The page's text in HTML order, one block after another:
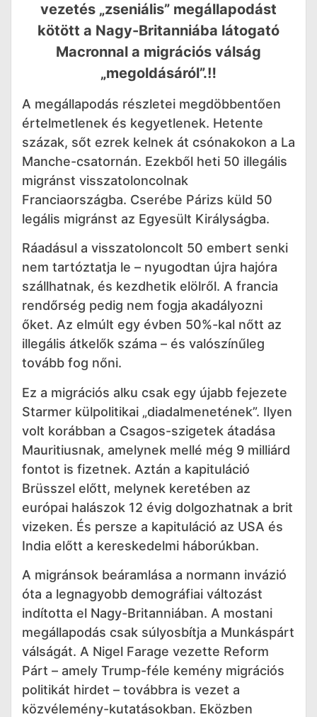
vezetés „zseniális” megállapodást
kötött a Nagy-Britanniába látogató
Macronnal a migrációs válság
„megoldásáról”.‼️
A megállapodás részletei megdöbbentően
értelmetlenek és kegyetlenek. Hetente
százak, sőt ezrek kelnek át csónakokon a La
Manche-csatornán. Ezekből heti 50 illegális
migránst visszatoloncolnak
Franciaországba. Cserébe Párizs küld 50
legális migránst az Egyesült Királyságba.
Ráadásul a visszatoloncolt 50 embert senki
nem tartóztatja le – nyugodtan újra hajóra
szállhatnak, és kezdhetik elölről. A francia
rendőrség pedig nem fogja akadályozni
őket. Az elmúlt egy évben 50%-kal nőtt az
illegális átkelők száma – és valószínűleg
tovább fog nőni.
Ez a migrációs alku csak egy újabb fejezete
Starmer külpolitikai „diadalmenetének”. Ilyen
volt korábban a Csagos-szigetek átadása
Mauritiusnak, amelynek mellé még 9 milliárd
fontot is fizetnek. Aztán a kapituláció
Brüsszel előtt, melynek keretében az
európai halászok 12 évig dolgozhatnak a brit
vizeken. És persze a kapituláció az USA és
India előtt a kereskedelmi háborúkban.
A migránsok beáramlása a normann invázió
óta a legnagyobb demográfiai változást
indította el Nagy-Britanniában. A mostani
megállapodás csak súlyosbítja a Munkáspárt
válságát. A Nigel Farage vezette Reform
Párt – amely Trump-féle kemény migrációs
politikát hirdet – továbbra is vezet a
közvélemény-kutatásokban. Eközben